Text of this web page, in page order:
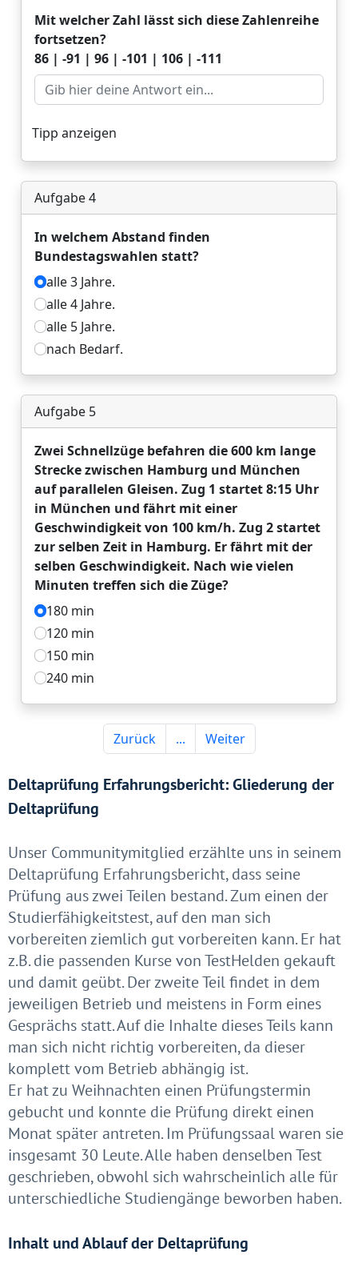
Deltaprüfung Erfahrungsbericht: Gliederung der
Deltaprüfung
Unser Communitymitglied erzählte uns in seinem
Deltaprüfung Erfahrungsbericht, dass seine
Prüfung aus zwei Teilen bestand. Zum einen der
Studierfähigkeitstest, auf den man sich
vorbereiten ziemlich gut vorbereiten kann. Er hat
z.B. die passenden Kurse von TestHelden gekauft
und damit geübt. Der zweite Teil findet in dem
jeweiligen Betrieb und meistens in Form eines
Gesprächs statt. Auf die Inhalte dieses Teils kann
man sich nicht richtig vorbereiten, da dieser
komplett vom Betrieb abhängig ist.
Er hat zu Weihnachten einen Prüfungstermin
gebucht und konnte die Prüfung direkt einen
Monat später antreten. Im Prüfungssaal waren sie
insgesamt 30 Leute. Alle haben denselben Test
geschrieben, obwohl sich wahrscheinlich alle für
unterschiedliche Studiengänge beworben haben.
Inhalt und Ablauf der Deltaprüfung